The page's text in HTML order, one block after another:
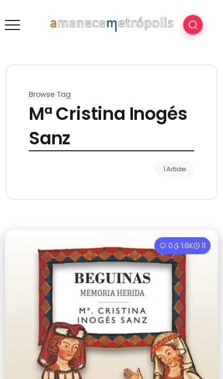
Browse Tag
Mª Cristina Inogés
Sanz
1 Article
0 1.6K 11